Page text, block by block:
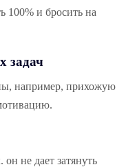
100% и бросить на
задач
например, прихожую
он не дает затянуть